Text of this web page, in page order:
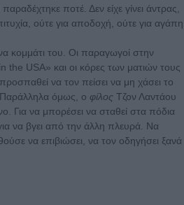
ποτέ. Δεν είχε γίνει άντρας,
ούτε για αποδοχή, ούτε για αγάπη.
κομμάτι του. Οι παραγωγοί στην
USA» και οι κόρες των ματιών τους
να τον πείσει να μη χάσει το
Παράλληλα όμως, ο φίλος Τζον Λαντάου
Για να μπορέσει να σταθεί στα πόδια
να βγει από την άλλη πλευρά. Να
να επιβιώσει, να τον οδηγήσει ξανά